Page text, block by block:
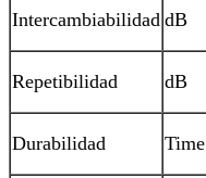
Intercambiabilidad dB
Repetibilidad dB
Durabilidad Time